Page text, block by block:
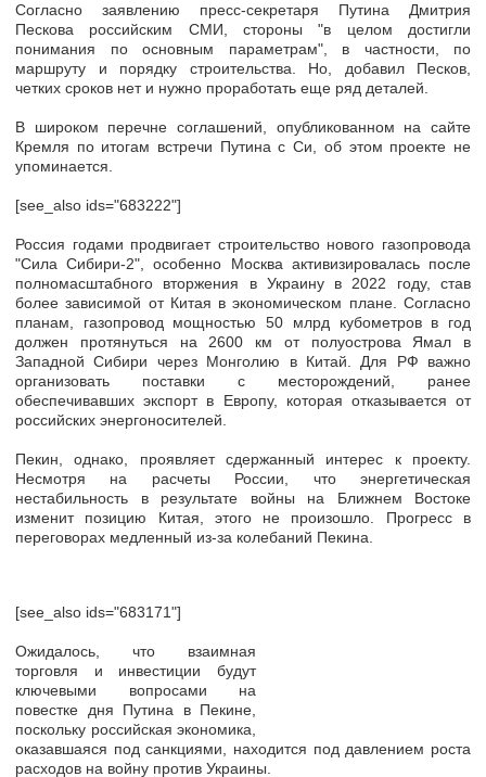
Согласно заявлению пресс-секретаря Путина Дмитрия
Пескова российским СМИ, стороны "в целом достигли
понимания по основным параметрам", в частности, по
маршруту и порядку строительства. Но, добавил Песков,
четких сроков нет и нужно проработать еще ряд деталей.
В широком перечне соглашений, опубликованном на сайте
Кремля по итогам встречи Путина с Си, об этом проекте не
упоминается.
[see_also ids="683222"]
Россия годами продвигает строительство нового газопровода
"Сила Сибири-2", особенно Москва активизировалась после
полномасштабного вторжения в Украину в 2022 году, став
более зависимой от Китая в экономическом плане. Согласно
планам, газопровод мощностью 50 млрд кубометров в год
должен протянуться на 2600 км от полуострова Ямал в
Западной Сибири через Монголию в Китай. Для РФ важно
организовать поставки с месторождений, ранее
обеспечивавших экспорт в Европу, которая отказывается от
российских энергоносителей.
Пекин, однако, проявляет сдержанный интерес к проекту.
Несмотря на расчеты России, что энергетическая
нестабильность в результате войны на Ближнем Востоке
изменит позицию Китая, этого не произошло. Прогресс в
переговорах медленный из-за колебаний Пекина.
[see_also ids="683171"]
Ожидалось, что взаимная
торговля и инвестиции будут
ключевыми вопросами на
повестке дня Путина в Пекине,
поскольку российская экономика,
оказавшаяся под санкциями, находится под давлением роста
расходов на войну против Украины.